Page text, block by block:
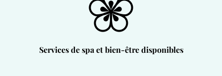
Services de spa et bien-être disponibles